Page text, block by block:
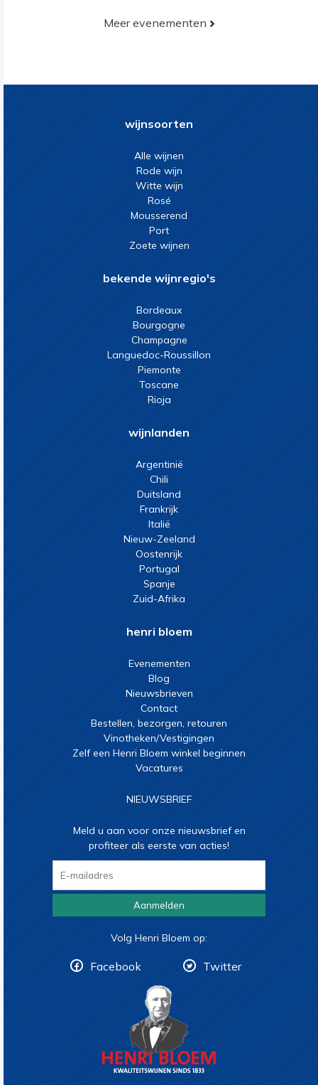
Meer evenementen
wijnsoorten
Alle wijnen
Rode wijn
Witte wijn
Rosé
Mousserend
Port
Zoete wijnen
bekende wijnregio's
Bordeaux
Bourgogne
Champagne
Languedoc-Roussillon
Piemonte
Toscane
Rioja
wijnlanden
Argentinië
Chili
Duitsland
Frankrijk
Italië
Nieuw-Zeeland
Oostenrijk
Portugal
Spanje
Zuid-Afrika
henri bloem
Evenementen
Blog
Nieuwsbrieven
Contact
Bestellen, bezorgen, retouren
Vinotheken/Vestigingen
Zelf een Henri Bloem winkel beginnen
Vacatures
NIEUWSBRIEF
Meld u aan voor onze nieuwsbrief en
profiteer als eerste van acties!
Aanmelden
Volg Henri Bloem op:
Facebook Twitter